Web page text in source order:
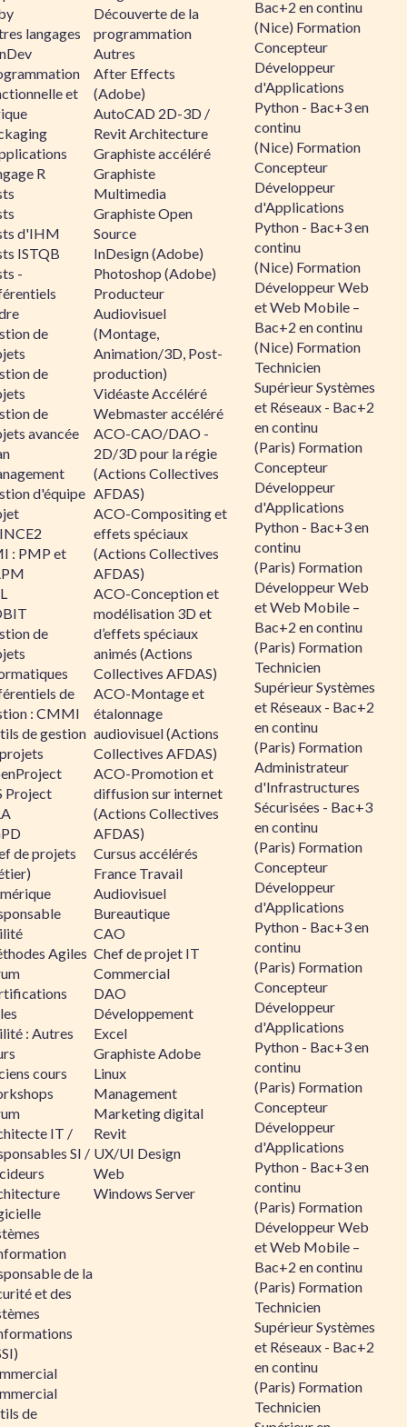
langages
et
R
d'IHM
ISTQB
-
de
de
de
avancée
d'équipe
: PMP et
de
de
: CMMI
de gestion
Project
de projets
Agiles
: Autres
cours
IT /
SI /
de la
et des
de
Découverte de la
programmation
Autres
After Effects
(Adobe)
AutoCAD 2D-3D /
Revit Architecture
Graphiste accéléré
Graphiste
Multimedia
Graphiste Open
Source
InDesign (Adobe)
Photoshop (Adobe)
Producteur
Audiovisuel
(Montage,
Animation/3D, Post-
production)
Vidéaste Accéléré
Webmaster accéléré
ACO-CAO/DAO -
2D/3D pour la régie
(Actions Collectives
AFDAS)
ACO-Compositing et
effets spéciaux
(Actions Collectives
AFDAS)
ACO-Conception et
modélisation 3D et
d’effets spéciaux
animés (Actions
Collectives AFDAS)
ACO-Montage et
étalonnage
audiovisuel (Actions
Collectives AFDAS)
ACO-Promotion et
diffusion sur internet
(Actions Collectives
AFDAS)
Cursus accélérés
France Travail
Audiovisuel
Bureautique
CAO
Chef de projet IT
Commercial
DAO
Développement
Excel
Graphiste Adobe
Linux
Management
Marketing digital
Revit
UX/UI Design
Web
Windows Server
Bac+2 en continu
(Nice) Formation
Concepteur
Développeur
d'Applications
Python - Bac+3 en
continu
(Nice) Formation
Concepteur
Développeur
d'Applications
Python - Bac+3 en
continu
(Nice) Formation
Développeur Web
et Web Mobile –
Bac+2 en continu
(Nice) Formation
Technicien
Supérieur Systèmes
et Réseaux - Bac+2
en continu
(Paris) Formation
Concepteur
Développeur
d'Applications
Python - Bac+3 en
continu
(Paris) Formation
Développeur Web
et Web Mobile –
Bac+2 en continu
(Paris) Formation
Technicien
Supérieur Systèmes
et Réseaux - Bac+2
en continu
(Paris) Formation
Administrateur
d'Infrastructures
Sécurisées - Bac+3
en continu
(Paris) Formation
Concepteur
Développeur
d'Applications
Python - Bac+3 en
continu
(Paris) Formation
Concepteur
Développeur
d'Applications
Python - Bac+3 en
continu
(Paris) Formation
Concepteur
Développeur
d'Applications
Python - Bac+3 en
continu
(Paris) Formation
Développeur Web
et Web Mobile –
Bac+2 en continu
(Paris) Formation
Technicien
Supérieur Systèmes
et Réseaux - Bac+2
en continu
(Paris) Formation
Technicien